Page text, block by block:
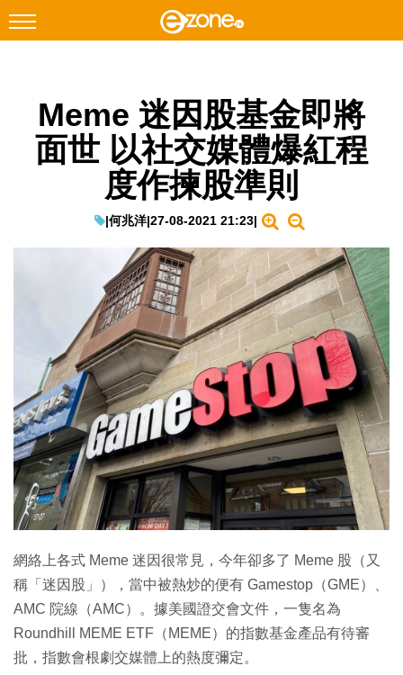
Facebook Instagram
科技焦點
教學評測
生成式AI與雲端應用
Enterprise Digital Transformation
特集
Meme 迷因股基金即將
面世 以社交媒體爆紅程
度作揀股準則
|何兆洋|27-08-2021 21:23|
網絡上各式 Meme 迷因很常見，今年卻多了 Meme 股（又
稱「迷因股」），當中被熱炒的便有 Gamestop（GME）、
AMC 院線（AMC）。據美國證交會文件，一隻名為
Roundhill MEME ETF（MEME）的指數基金產品有待審
批，指數會根劇交媒體上的熱度彌定。